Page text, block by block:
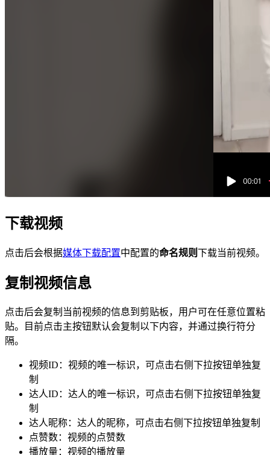
下载视频
点击后会根据媒体下载配置中配置的命名规则下载当前视频。
复制视频信息
点击后会复制当前视频的信息到剪贴板，用户可在任意位置粘
贴。目前点击主按钮默认会复制以下内容，并通过换行符分
隔。
视频ID：视频的唯一标识，可点击右侧下拉按钮单独复
制
达人ID：达人的唯一标识，可点击右侧下拉按钮单独复
制
达人昵称：达人的昵称，可点击右侧下拉按钮单独复制
点赞数：视频的点赞数
播放量：视频的播放量